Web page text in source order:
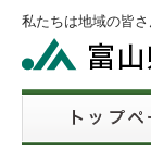
私たちは地域の皆